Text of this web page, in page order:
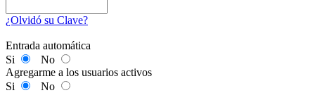
¿Olvidó su Clave?
Entrada automática
Si
No
Agregarme a los usuarios activos
Si
No